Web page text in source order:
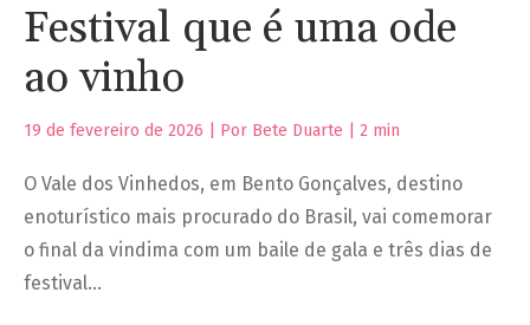
Festival que é uma ode
ao vinho
19 de fevereiro de 2026 | Por Bete Duarte | 2 min
O Vale dos Vinhedos, em Bento Gonçalves, destino
enoturístico mais procurado do Brasil, vai comemorar
o final da vindima com um baile de gala e três dias de
festival…